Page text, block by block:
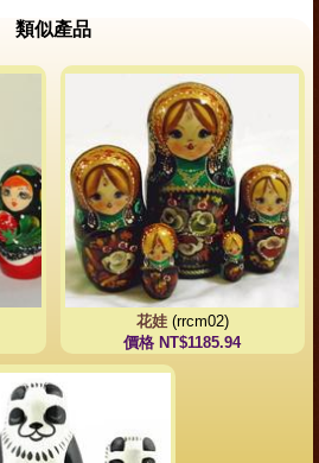
類似產品
花娃(rrcm02)
價格 NT$1185.94